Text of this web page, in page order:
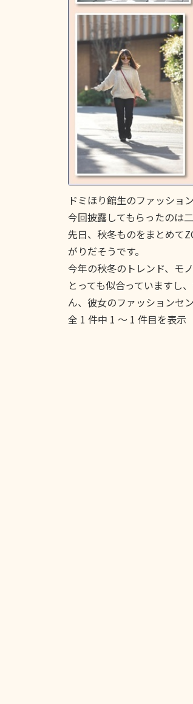
ドミほり館生のファッショ
今回披露してもらったのは
先日、秋冬ものをまとめて
がりだそうです。
今年の秋冬のトレンド、モ
とっても似合っていますし
ん、彼女のファッションセ
全 1 件中 1 〜 1 件目を表示